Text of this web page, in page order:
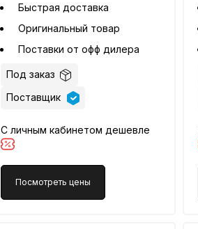
Быстрая доставка
Оригинальный товар
Поставки от офф дилера
Под заказ
Поставщик
С личным кабинетом дешевле
Посмотреть цены